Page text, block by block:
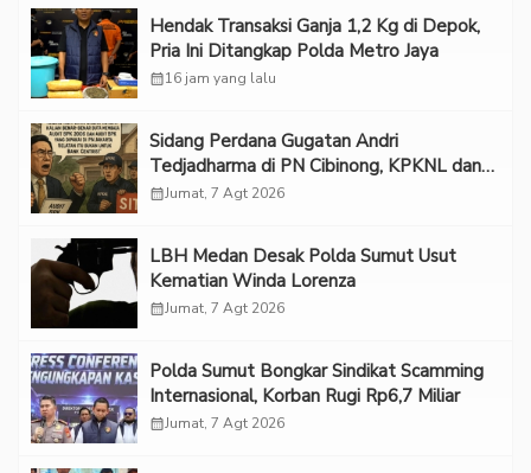
Hendak Transaksi Ganja 1,2 Kg di Depok,
Pria Ini Ditangkap Polda Metro Jaya
calendar_month16 jam yang lalu
Sidang Perdana Gugatan Andri
Tedjadharma di PN Cibinong, KPKNL dan
PUPN Mangkir
calendar_monthJumat, 7 Agt 2026
LBH Medan Desak Polda Sumut Usut
Kematian Winda Lorenza
calendar_monthJumat, 7 Agt 2026
Polda Sumut Bongkar Sindikat Scamming
Internasional, Korban Rugi Rp6,7 Miliar
calendar_monthJumat, 7 Agt 2026